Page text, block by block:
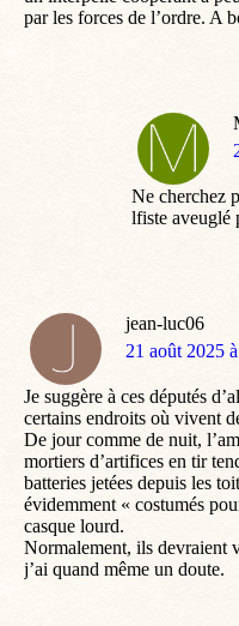
par les forces de l’ordre. A
Ne cherchez
lfiste aveuglé
jean-luc06
dit
21 août 2025
Je suggère à ces députés
certains endroits où vivent
De jour comme de nuit,
mortiers d’artifices en tir
batteries jetées depuis les
évidemment « costumés
casque lourd.
Normalement, ils devraient
j’ai quand même un doute.